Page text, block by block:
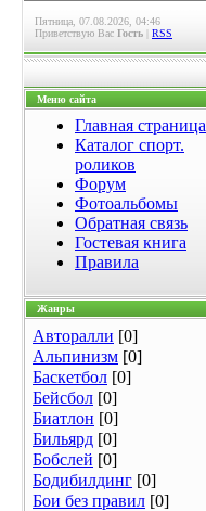
Пятница, 07.08.2026, 04:46
Приветствую Вас Гость | RSS
Меню сайта
Главная страница
Каталог спорт.
роликов
Форум
Фотоальбомы
Обратная связь
Гостевая книга
Правила
Жанры
Авторалли [0]
Альпинизм [0]
Баскетбол [0]
Бейсбол [0]
Биатлон [0]
Бильярд [0]
Бобслей [0]
Бодибилдинг [0]
Бои без правил [0]